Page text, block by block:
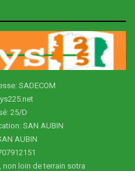
SADECOM
25/D
SAN AUBIN
AUBIN
non loin de terrain sotra